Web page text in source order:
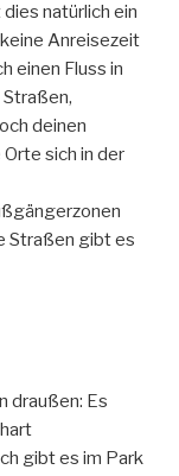
natürlich ein
Anreisezeit
einen Fluss in
deinen
sich in der
Straßen gibt es
draußen: Es
gibt es im Park